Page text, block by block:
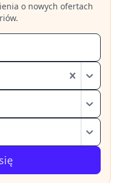
o nowych ofertach